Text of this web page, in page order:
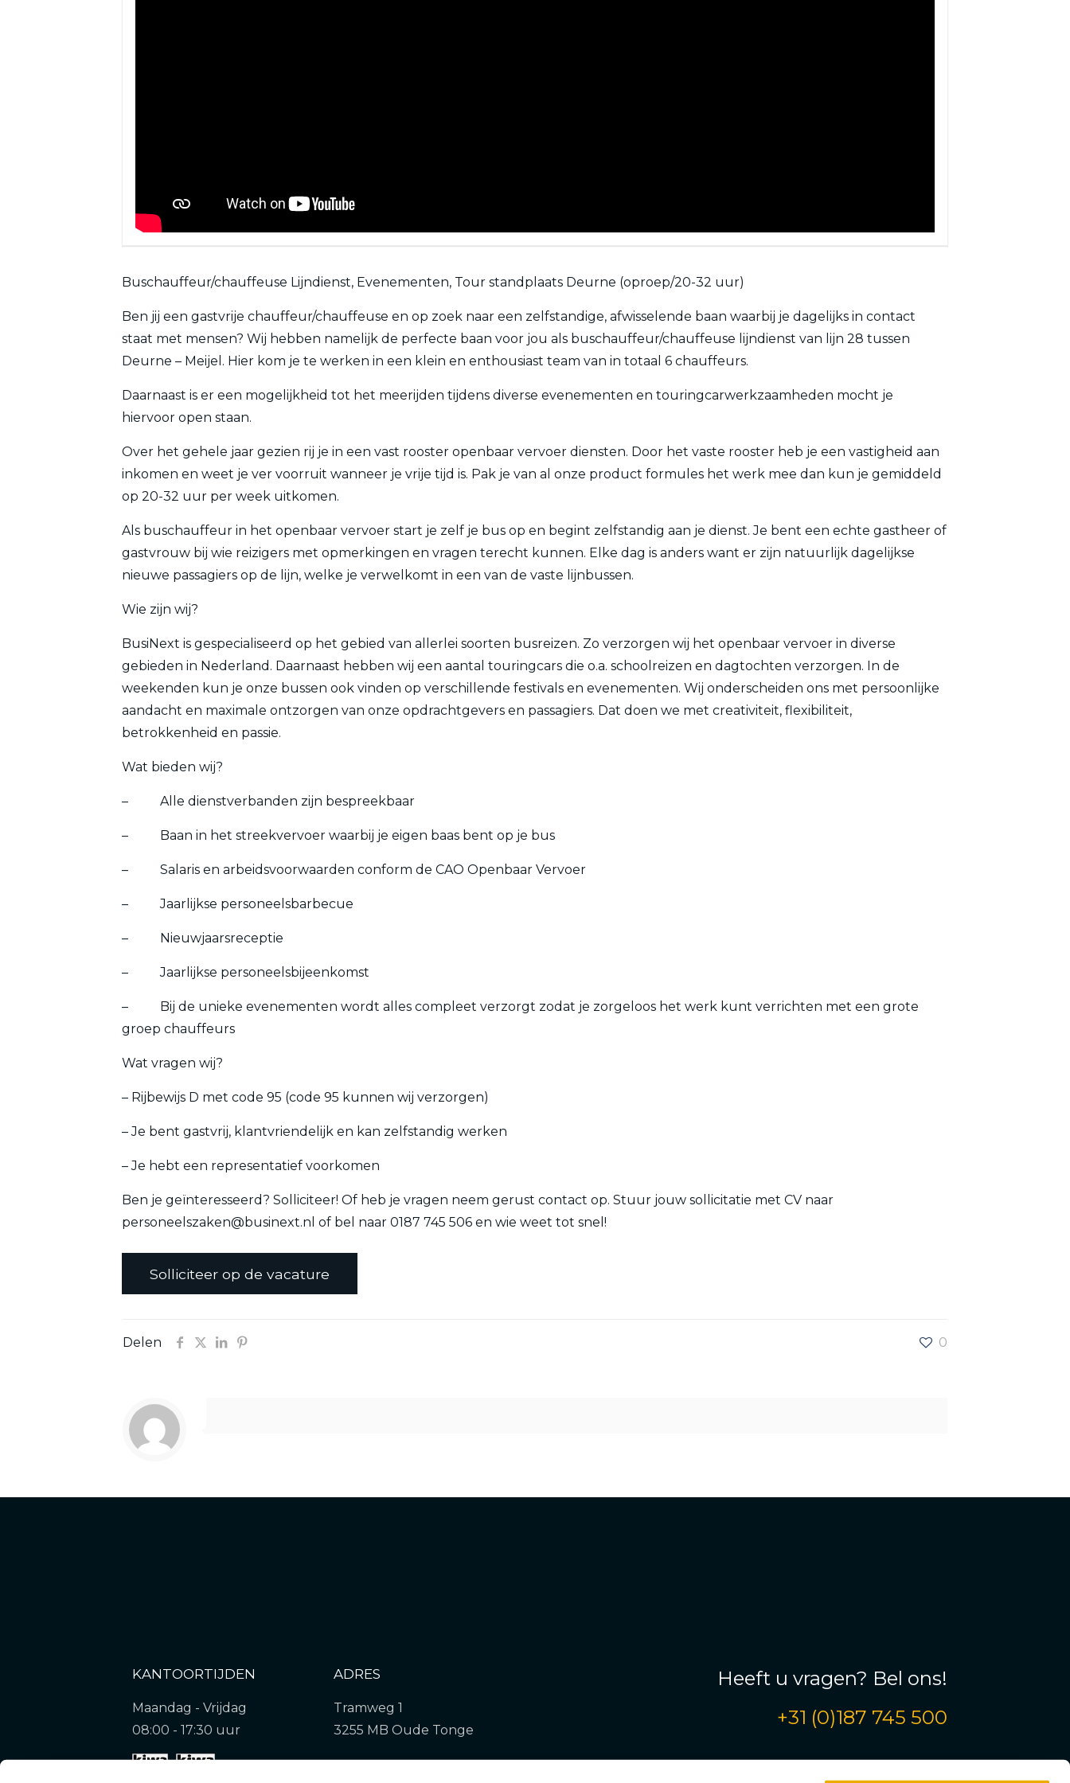
Buschauffeur/chauffeuse Lijndienst, Evenementen, Tour standplaats Deurne (oproep/20-32 uur)
Ben jij een gastvrije chauffeur/chauffeuse en op zoek naar een zelfstandige, afwisselende baan waarbij je dagelijks in contact
staat met mensen? Wij hebben namelijk de perfecte baan voor jou als buschauffeur/chauffeuse lijndienst van lijn 28 tussen
Deurne – Meijel. Hier kom je te werken in een klein en enthousiast team van in totaal 6 chauffeurs.
Daarnaast is er een mogelijkheid tot het meerijden tijdens diverse evenementen en touringcarwerkzaamheden mocht je
hiervoor open staan.
Over het gehele jaar gezien rij je in een vast rooster openbaar vervoer diensten. Door het vaste rooster heb je een vastigheid aan
inkomen en weet je ver voorruit wanneer je vrije tijd is. Pak je van al onze product formules het werk mee dan kun je gemiddeld
op 20-32 uur per week uitkomen.
Als buschauffeur in het openbaar vervoer start je zelf je bus op en begint zelfstandig aan je dienst. Je bent een echte gastheer of
gastvrouw bij wie reizigers met opmerkingen en vragen terecht kunnen. Elke dag is anders want er zijn natuurlijk dagelijkse
nieuwe passagiers op de lijn, welke je verwelkomt in een van de vaste lijnbussen.
Wie zijn wij?
BusiNext is gespecialiseerd op het gebied van allerlei soorten busreizen. Zo verzorgen wij het openbaar vervoer in diverse
gebieden in Nederland. Daarnaast hebben wij een aantal touringcars die o.a. schoolreizen en dagtochten verzorgen. In de
weekenden kun je onze bussen ook vinden op verschillende festivals en evenementen. Wij onderscheiden ons met persoonlijke
aandacht en maximale ontzorgen van onze opdrachtgevers en passagiers. Dat doen we met creativiteit, flexibiliteit,
betrokkenheid en passie.
Wat bieden wij?
– Alle dienstverbanden zijn bespreekbaar
– Baan in het streekvervoer waarbij je eigen baas bent op je bus
– Salaris en arbeidsvoorwaarden conform de CAO Openbaar Vervoer
– Jaarlijkse personeelsbarbecue
– Nieuwjaarsreceptie
– Jaarlijkse personeelsbijeenkomst
– Bij de unieke evenementen wordt alles compleet verzorgt zodat je zorgeloos het werk kunt verrichten met een grote
groep chauffeurs
Wat vragen wij?
– Rijbewijs D met code 95 (code 95 kunnen wij verzorgen)
– Je bent gastvrij, klantvriendelijk en kan zelfstandig werken
– Je hebt een representatief voorkomen
Ben je geïnteresseerd? Solliciteer! Of heb je vragen neem gerust contact op. Stuur jouw sollicitatie met CV naar
personeelszaken@businext.nl of bel naar 0187 745 506 en wie weet tot snel!
Delen 0
KANTOORTIJDEN
Maandag - Vrijdag
08:00 - 17:30 uur
ADRES
Tramweg 1
3255 MB Oude Tonge
Heeft u vragen? Bel ons!
+31 (0)187 745 500